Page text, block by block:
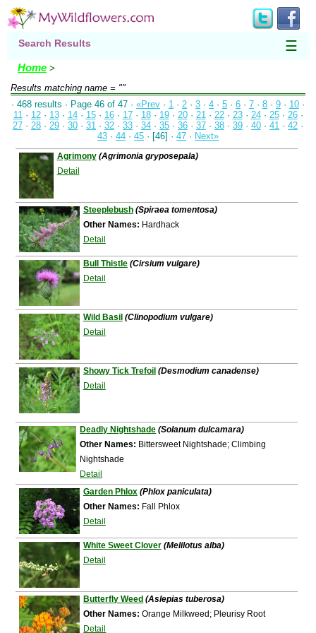
Search Results ☰
Home >
Results matching name = ""
· 468 results · Page 46 of 47 · «Prev · 1 · 2 · 3 · 4 · 5 · 6 · 7 · 8 · 9 · 10 ·
11· 12· 13· 14· 15· 16· 17· 18· 19· 20· 21· 22· 23· 24· 25· 26·
27 · 28 · 29 · 30 · 31 · 32 · 33 · 34 · 35 · 36 · 37 · 38 · 39 · 40 · 41 · 42 ·
43 · 44 · 45 · [46] · 47 · Next»
Agrimony (Agrimonia gryposepala)
Detail
Steeplebush (Spiraea tomentosa)
Other Names: Hardhack
Detail
Bull Thistle (Cirsium vulgare)
Detail
Wild Basil (Clinopodium vulgare)
Detail
Showy Tick Trefoil (Desmodium canadense)
Detail
Deadly Nightshade (Solanum dulcamara)
Other Names: Bittersweet Nightshade; Climbing
Nightshade
Detail
Garden Phlox (Phlox paniculata)
Other Names: Fall Phlox
Detail
White Sweet Clover (Melilotus alba)
Detail
Butterfly Weed (Aslepias tuberosa)
Other Names: Orange Milkweed; Pleurisy Root
Detail